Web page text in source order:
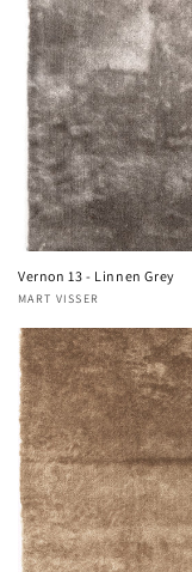
Vernon 13 - Linnen Grey
Verkoper:
MART VISSER